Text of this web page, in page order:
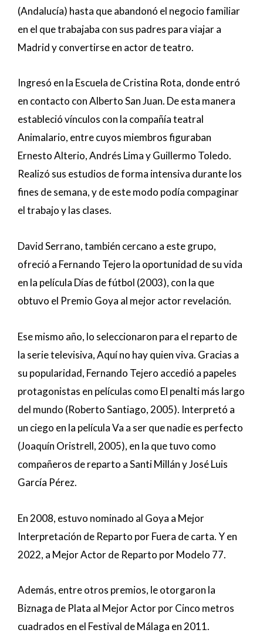
(Andalucía) hasta que abandonó el negocio familiar
en el que trabajaba con sus padres para viajar a
Madrid y convertirse en actor de teatro.
Ingresó en la Escuela de Cristina Rota, donde entró
en contacto con Alberto San Juan. De esta manera
estableció vínculos con la compañía teatral
Animalario, entre cuyos miembros figuraban
Ernesto Alterio, Andrés Lima y Guillermo Toledo.
Realizó sus estudios de forma intensiva durante los
fines de semana, y de este modo podía compaginar
el trabajo y las clases.
David Serrano, también cercano a este grupo,
ofreció a Fernando Tejero la oportunidad de su vida
en la película Días de fútbol (2003), con la que
obtuvo el Premio Goya al mejor actor revelación.
Ese mismo año, lo seleccionaron para el reparto de
la serie televisiva, Aquí no hay quien viva. Gracias a
su popularidad, Fernando Tejero accedió a papeles
protagonistas en películas como El penalti más largo
del mundo (Roberto Santiago, 2005). Interpretó a
un ciego en la película Va a ser que nadie es perfecto
(Joaquín Oristrell, 2005), en la que tuvo como
compañeros de reparto a Santi Millán y José Luis
García Pérez.
En 2008, estuvo nominado al Goya a Mejor
Interpretación de Reparto por Fuera de carta. Y en
2022, a Mejor Actor de Reparto por Modelo 77.
Además, entre otros premios, le otorgaron la
Biznaga de Plata al Mejor Actor por Cinco metros
cuadrados en el Festival de Málaga en 2011.